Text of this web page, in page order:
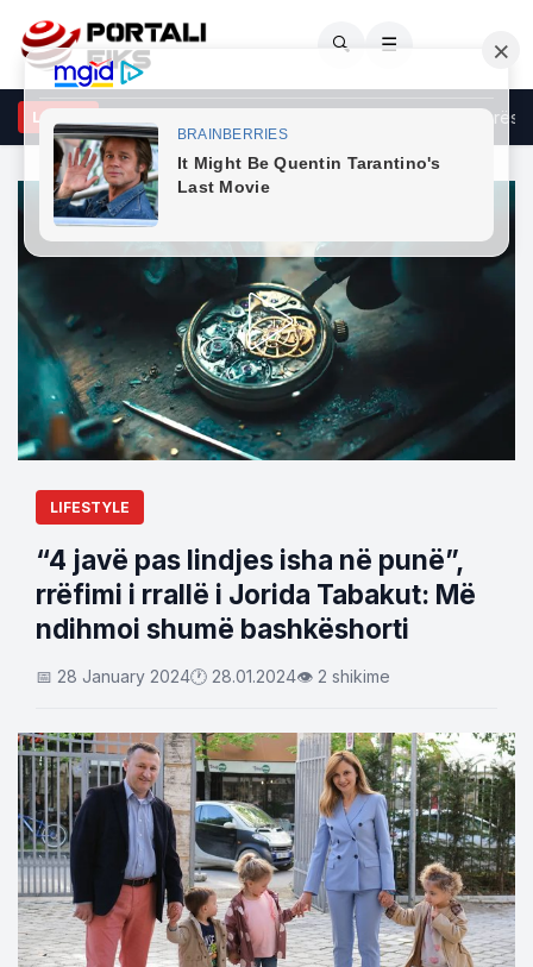
🔍 ☰
LAJME
Shqipërisë i reagon Zelenskyt për deklaratat kundër pavarësisë
LIFESTYLE
“4 javë pas lindjes isha në punë”,
rrëfimi i rrallë i Jorida Tabakut: Më
ndihmoi shumë bashkëshorti
📅 28 January 2024🕐 28.01.2024👁 2 shikime